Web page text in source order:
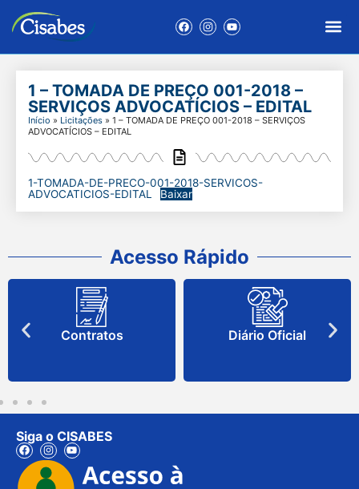
1 – TOMADA DE PREÇO 001-2018 –
SERVIÇOS ADVOCATÍCIOS – EDITAL
Início » Licitações » 1 – TOMADA DE PREÇO 001-2018 – SERVIÇOS
ADVOCATÍCIOS – EDITAL
1-TOMADA-DE-PRECO-001-2018-SERVICOS-
ADVOCATICIOS-EDITAL
Baixar
Acesso Rápido
Contratos Diário Oficial
Siga o CISABES